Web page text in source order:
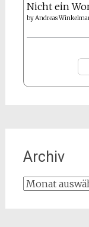
Nicht ein
byAndreas
Archiv
Archiv